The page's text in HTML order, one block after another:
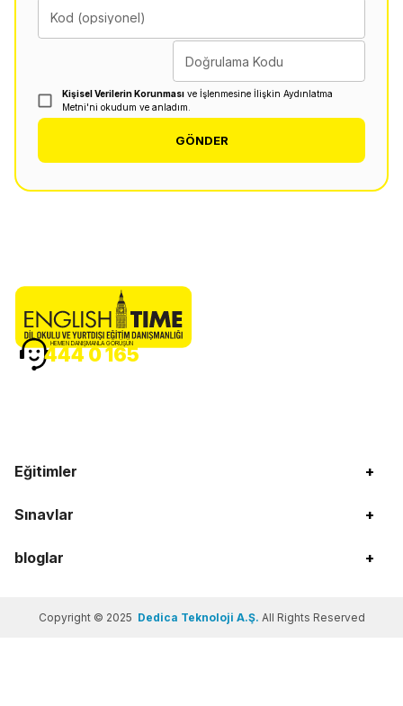
Kod (opsiyonel)
Doğrulama Kodu
Kişisel Verilerin Korunması ve İşlenmesine İlişkin Aydınlatma
Metni'ni okudum ve anladım.
GÖNDER
Eğitimler +
Sınavlar +
bloglar +
HEMEN DANIŞMANLA GÖRÜŞÜN
444 0 165
Copyright © 2025 Dedica Teknoloji A.Ş. All Rights Reserved